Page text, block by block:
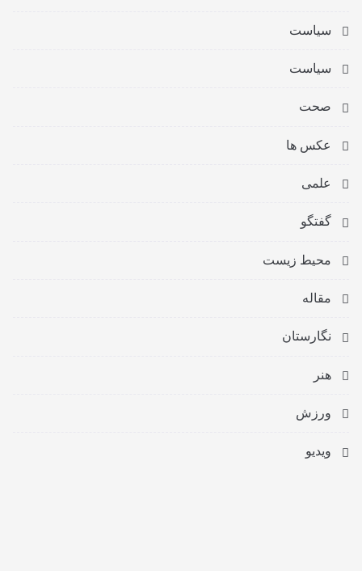
سیاست
سیاست
صحت
عکس ها
علمی
گفتگو
محیط زیست
مقاله
نگارستان
هنر
ورزش
ویدیو